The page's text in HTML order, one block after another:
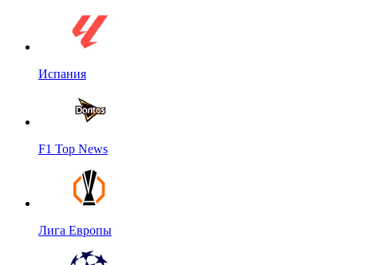
Испания
F1 Top News
Лига Европы